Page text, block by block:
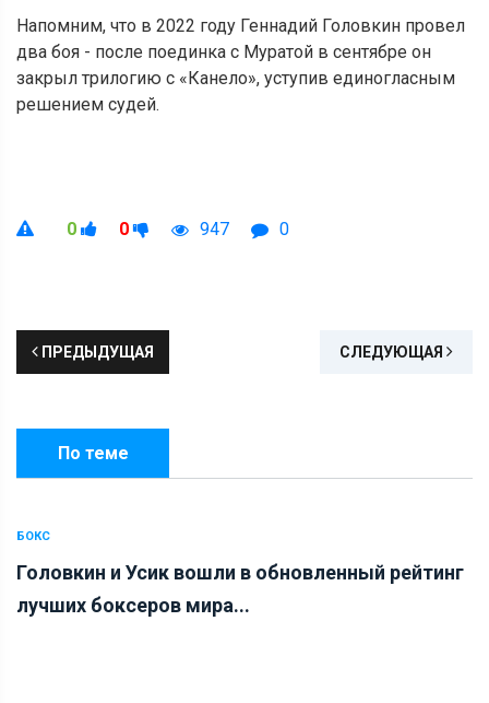
Напомним, что в 2022 году Геннадий Головкин провел
два боя - после поединка с Муратой в сентябре он
закрыл трилогию с «Канело», уступив единогласным
решением судей.
0 0 947 0
ПРЕДЫДУЩАЯ СЛЕДУЮЩАЯ
По теме
БОКС
Головкин и Усик вошли в обновленный рейтинг
лучших боксеров мира...